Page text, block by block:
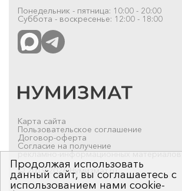
Понедельник - пятница: 10:00 - 20:00
Суббота - воскресенье: 12:00 - 18:00
Карта сайта
Пользовательское соглашение
Договор-оферта
Согласие на получение
рекламно-информационных материалов
© 2019-2026 Нумизмат.ru
Продолжая использовать
данный сайт, вы соглашаетесь с
использованием нами cookie-